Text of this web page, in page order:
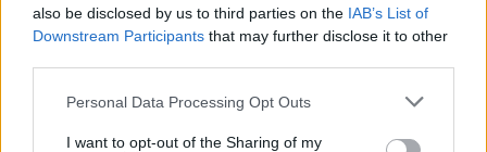
also be disclosed by us to third parties on the IAB’s List of
Downstream Participants that may further disclose it to other
Personal Data Processing Opt Outs
I want to opt-out of the Sharing of my
Επιτροπές
Ωφελήματα